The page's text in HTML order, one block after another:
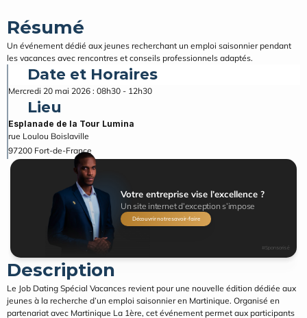
Résumé
Un événement dédié aux jeunes recherchant un emploi saisonnier pendant
les vacances avec rencontres et conseils professionnels adaptés.
Date et Horaires
Mercredi 20 mai 2026 : 08h30 - 12h30
Lieu
Esplanade de la Tour Lumina
rue Loulou Boislaville
97200 Fort-de-France
Votre entreprise vise l’excellence ?
Un site internet d’exception s’impose
Découvrir notre savoir-faire
#Sponsorisé
Description
Le Job Dating Spécial Vacances revient pour une nouvelle édition dédiée aux
jeunes à la recherche d’un emploi saisonnier en Martinique. Organisé en
partenariat avec Martinique La 1ère, cet événement permet aux participants